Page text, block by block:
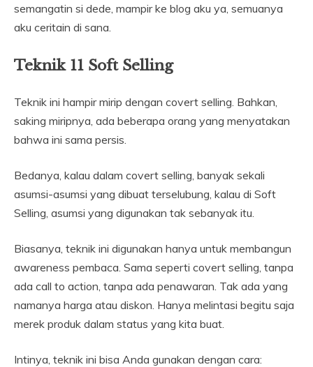
semangatin si dede, mampir ke blog aku ya, semuanya
aku ceritain di sana.
Teknik 11 Soft Selling
Teknik ini hampir mirip dengan covert selling. Bahkan,
saking miripnya, ada beberapa orang yang menyatakan
bahwa ini sama persis.
Bedanya, kalau dalam covert selling, banyak sekali
asumsi-asumsi yang dibuat terselubung, kalau di Soft
Selling, asumsi yang digunakan tak sebanyak itu.
Biasanya, teknik ini digunakan hanya untuk membangun
awareness pembaca. Sama seperti covert selling, tanpa
ada call to action, tanpa ada penawaran. Tak ada yang
namanya harga atau diskon. Hanya melintasi begitu saja
merek produk dalam status yang kita buat.
Intinya, teknik ini bisa Anda gunakan dengan cara: